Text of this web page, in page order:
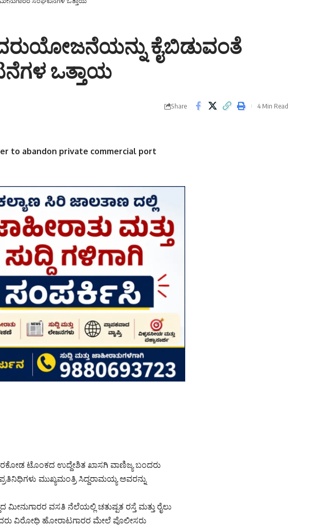
ಕೈಬಿಡುವಂತೆ
ಒತ್ತಾಯ
Share 4 Min Read
to abandon private commercial port
ಟೊಂಕದ ಉದ್ದೇಶಿತ ಖಾಸಗಿ ವಾಣಿಜ್ಯ ಬಂದರು
ಮುಖ್ಯಮಂತ್ರಿ ಸಿದ್ದರಾಮಯ್ಯ ಅವರನ್ನು
ವಸತಿ ನೆಲೆಯಲ್ಲಿ ಚತುಷ್ಪತ ರಸ್ತೆ ಮತ್ತು ರೈಲು
ವಿರೋಧಿ ಹೋರಾಟಗಾರರ ಮೇಲೆ ಪೊಲೀಸರು